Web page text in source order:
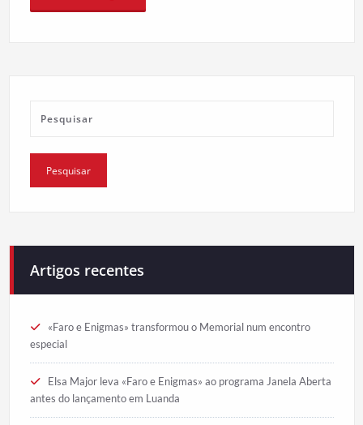
Artigos recentes
«Faro e Enigmas» transformou o Memorial num encontro
especial
Elsa Major leva «Faro e Enigmas» ao programa Janela Aberta
antes do lançamento em Luanda